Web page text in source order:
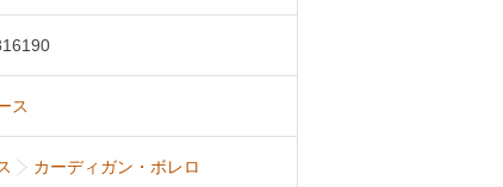
ス
カーディガン・ボレロ